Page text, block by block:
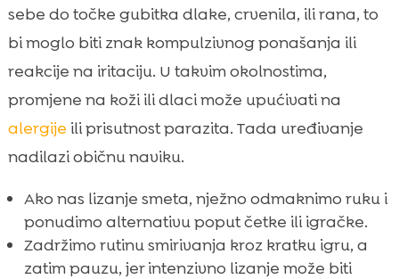
sebe do točke gubitka dlake, crvenila, ili rana, to
bi moglo biti znak kompulzivnog ponašanja ili
reakcije na iritaciju. U takvim okolnostima,
promjene na koži ili dlaci može upućivati na
alergije ili prisutnost parazita. Tada uređivanje
nadilazi običnu naviku.
Ako nas lizanje smeta, nježno odmaknimo ruku i
ponudimo alternativu poput četke ili igračke.
Zadržimo rutinu smirivanja kroz kratku igru, a
zatim pauzu, jer intenzivno lizanje može biti